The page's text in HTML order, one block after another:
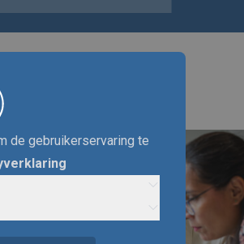
de gebruikerservaring te
van en met KPMG.